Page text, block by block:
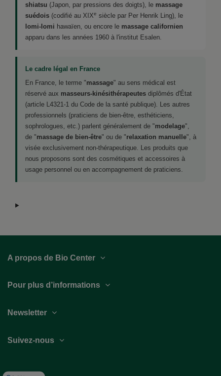
shiatsu (Japon, par pressions des doigts), le massage
suédois (codifié au XIXe siècle par Per Henrik Ling), le
lomi-lomi hawaïen, ou encore le massage californien
apparu dans les années 1960 à l'institut Esalen.
Le cadre légal en France
En France, le terme "massage" au sens médical est
réservé aux masseurs-kinésithérapeutes diplômés d'État
(article L4321-1 du Code de la santé publique). Les autres
professionnels (praticiens de bien-être, esthéticiens,
sophrologues, etc.) parlent généralement de "modelage",
de "massage de bien-être" ou de "relaxation manuelle", à
visée exclusivement non-thérapeutique. Les produits que
nous proposons sont des cosmétiques et accessoires à
usage personnel ou en accompagnement de praticiens.
A propos de Bio Center
Pour plus d’informations
Suivez-nous
Newsletter